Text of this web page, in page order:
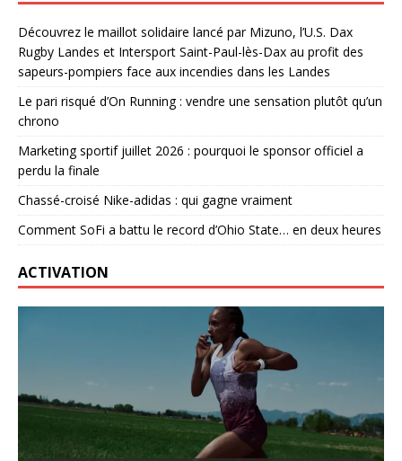
Découvrez le maillot solidaire lancé par Mizuno, l’U.S. Dax
Rugby Landes et Intersport Saint-Paul-lès-Dax au profit des
sapeurs-pompiers face aux incendies dans les Landes
Le pari risqué d’On Running : vendre une sensation plutôt qu’un
chrono
Marketing sportif juillet 2026 : pourquoi le sponsor officiel a
perdu la finale
Chassé-croisé Nike-adidas : qui gagne vraiment
Comment SoFi a battu le record d’Ohio State… en deux heures
ACTIVATION